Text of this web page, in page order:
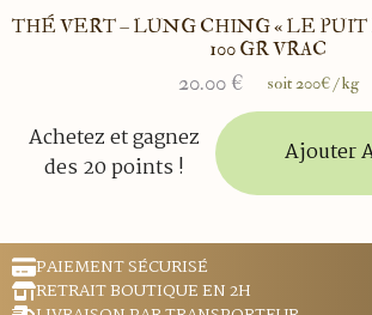
THÉ VERT – LUNG CHING « LE PUIT
100 GR VRAC
20.00 € soit 200€ / kg
Achetez et gagnez
des 20 points !
Ajouter
PAIEMENT SÉCURISÉ
RETRAIT BOUTIQUE EN 2H